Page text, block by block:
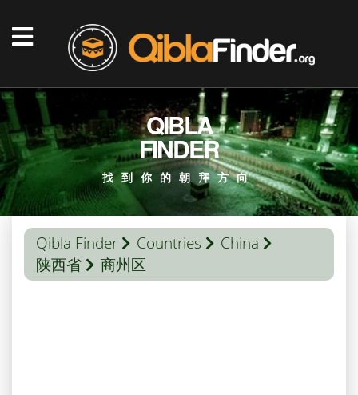
QIBLA
FINDER
找到你的朝拜方向
Qibla Finder Countries
China
陕西省
商州区